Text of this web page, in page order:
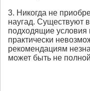
3. Никогда не
наугад. Существуют
подходящие условия
практически
рекомендациям
может быть не